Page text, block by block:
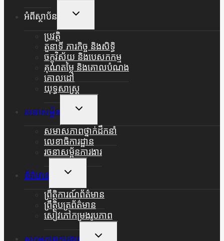
អំពីស្ថាប័ន
Toggle
Menu
ប្រវត្តិ
តួនាទី ភារកិច្ច និងសិទ្ធិ
ចក្ខុវិស័យ និងបេសកកម្ម
គុណតម្លៃ និងគោលបំណង
គោលដៅ
យុទ្ធសាស្ត្រ
រចនាសម្ព័ន
Toggle
Menu
សមាសភាពថ្នាក់ដឹកនាំ
លេខាធិការដ្ឋាន
រចនាសម្ព័នការងារ
ព័ត៌មាន
Toggle
Menu
ព្រឹត្តិការណ៍ព័ត៌មាន
ព្រឹត្តិបត្រព័ត៌មាន
សៀវភៅកម្រងរូបភាព
សកម្មភាពការងារ
Toggle